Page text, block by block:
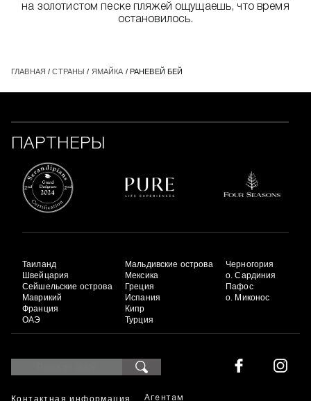
на золотистом песке пляжей ощущаешь, что время
остановилось.
ГЛАВНАЯ /СТРАНЫ / ЯМАЙКА / РАНЕВЕЙ БЕЙ
ПАРТНЕРЫ
Таиланд
Швейцария
Сейшельские острова
Маврикий
Франция
ОАЭ
Мальдивские острова
Мексика
Греция
Испания
Кипр
Турция
Черногория
о. Сардиния
Пафос
о. Миконос
Контактная информация Агентам